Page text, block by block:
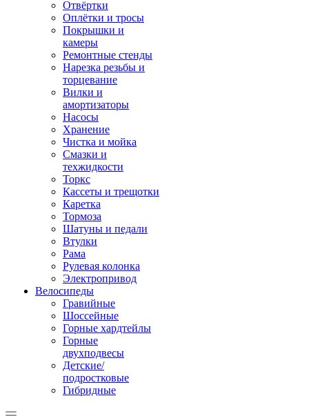
Отвёртки
Оплётки и тросы
Покрышки и
камеры
Ремонтные стенды
Нарезка резьбы и
торцевание
Вилки и
амортизаторы
Насосы
Хранение
Чистка и мойка
Смазки и
техжидкости
Торкс
Кассеты и трещотки
Каретка
Тормоза
Шатуны и педали
Втулки
Рама
Рулевая колонка
Электропривод
Велосипеды
Гравийные
Шоссейные
Горные хардтейлы
Горные
двухподвесы
Детские/
подростковые
Гибридные